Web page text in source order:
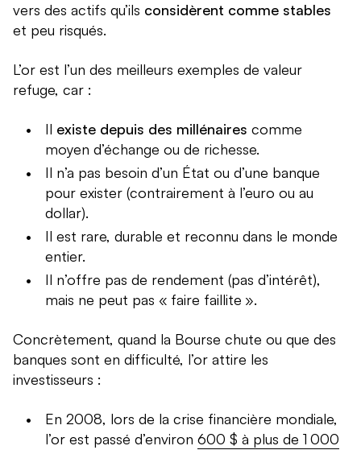
vers des actifs qu’ils considèrent comme stables
et peu risqués.
L’or est l’un des meilleurs exemples de valeur
refuge, car :
Il existe depuis des millénaires comme
moyen d’échange ou de richesse.
Il n’a pas besoin d’un État ou d’une banque
pour exister (contrairement à l’euro ou au
dollar).
Il est rare, durable et reconnu dans le monde
entier.
Il n’offre pas de rendement (pas d’intérêt),
mais ne peut pas « faire faillite ».
Concrètement, quand la Bourse chute ou que des
banques sont en difficulté, l’or attire les
investisseurs :
En 2008, lors de la crise financière mondiale,
l’or est passé d’environ 600 $ à plus de 1 000